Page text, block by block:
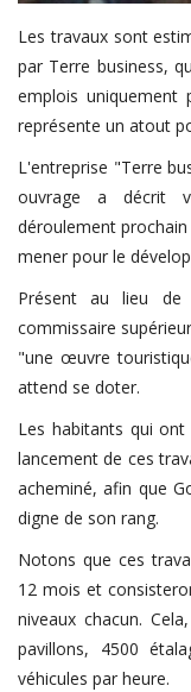
Les travaux sont
par Terre business,
emplois
représente un atout
L'entreprise "Terre
ouvrage a décrit
déroulement
mener pour le
Présent au lieu
commissaire
"une œuvre
attend se doter.
Les habitants qui
lancement de ces
acheminé, afin que
digne de son rang.
Notons que ces
12 mois et
niveaux chacun.
pavillons, 4500
véhicules par heure.